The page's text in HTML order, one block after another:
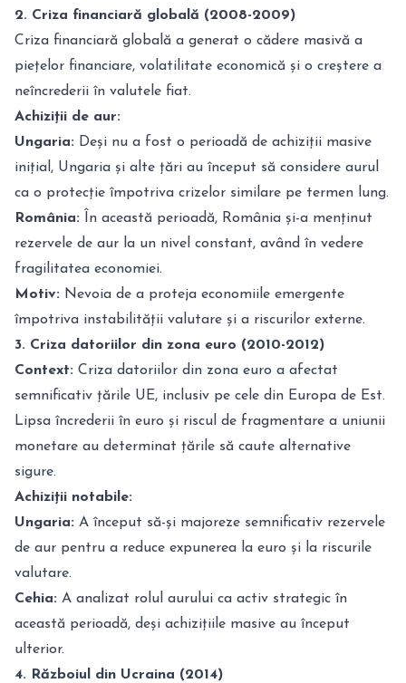
2. Criza financiară globală (2008-2009)
Criza financiară globală a generat o cădere masivă a
piețelor financiare, volatilitate economică și o creștere a
neîncrederii în valutele fiat.
Achiziții de aur:
Ungaria: Deși nu a fost o perioadă de achiziții masive
inițial, Ungaria și alte țări au început să considere aurul
ca o protecție împotriva crizelor similare pe termen lung.
România: În această perioadă, România și-a menținut
rezervele de aur la un nivel constant, având în vedere
fragilitatea economiei.
Motiv: Nevoia de a proteja economiile emergente
împotriva instabilității valutare și a riscurilor externe.
3. Criza datoriilor din zona euro (2010-2012)
Context: Criza datoriilor din zona euro a afectat
semnificativ țările UE, inclusiv pe cele din Europa de Est.
Lipsa încrederii în euro și riscul de fragmentare a uniunii
monetare au determinat țările să caute alternative
sigure.
Achiziții notabile:
Ungaria: A început să-și majoreze semnificativ rezervele
de aur pentru a reduce expunerea la euro și la riscurile
valutare.
Cehia: A analizat rolul aurului ca activ strategic în
această perioadă, deși achizițiile masive au început
ulterior.
4. Războiul din Ucraina (2014)